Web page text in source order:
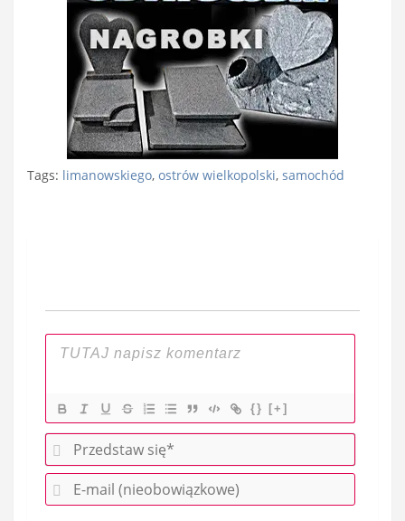
Tags: limanowskiego, ostrów wielkopolski, samochód
{} [+]
P
r
e
E
-